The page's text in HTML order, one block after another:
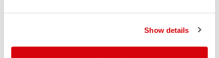
Show details